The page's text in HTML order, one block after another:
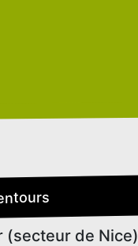
(secteur de Nice)